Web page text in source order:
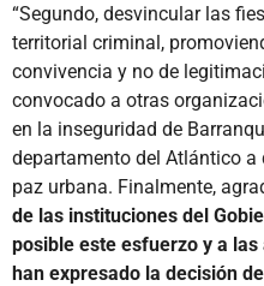
“Segundo, desvincular las
territorial criminal,
convivencia y no de
convocado a otras
en la inseguridad de
departamento del Atlántico a
paz urbana. Finalmente,
de las instituciones del
posible este esfuerzo y a
han expresado la decisión